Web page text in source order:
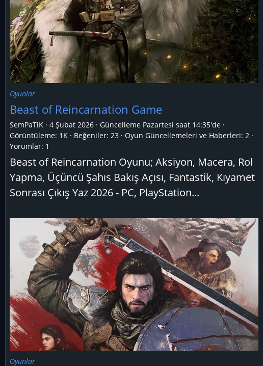
Oyunlar
Beast of Reincarnation Game
SemPaTiK 4 Şubat 2026 Güncelleme Pazartesi saat 14:35'de
Görüntüleme: 1K
Beğeniler: 23 Oyun Güncellemeleri ve Haberleri: 2
Yorumlar: 1
Beast of Reincarnation Oyunu; Aksiyon, Macera, Rol
Yapma, Üçüncü Şahıs Bakış Açısı, Fantastik, Kıyamet
Sonrası Çıkış Yaz 2026 - PC, PlayStation...
Oyunlar